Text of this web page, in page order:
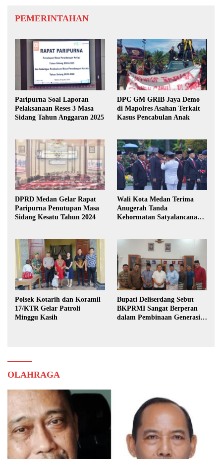
PEMERINTAHAN
Paripurna Soal Laporan
Pelaksanaan Reses 3 Masa
Sidang Tahun Anggaran 2025
DPC GM GRIB Jaya Demo
di Mapolres Asahan Terkait
Kasus Pencabulan Anak
DPRD Medan Gelar Rapat
Paripurna Penutupan Masa
Sidang Kesatu Tahun 2024
Wali Kota Medan Terima
Anugerah Tanda
Kehormatan Satyalancana
Polsek Kotarih dan Koramil
17/KTR Gelar Patroli
Minggu Kasih
Bupati Deliserdang Sebut
BKPRMI Sangat Berperan
dalam Pembinaan Generasi
OLAHRAGA